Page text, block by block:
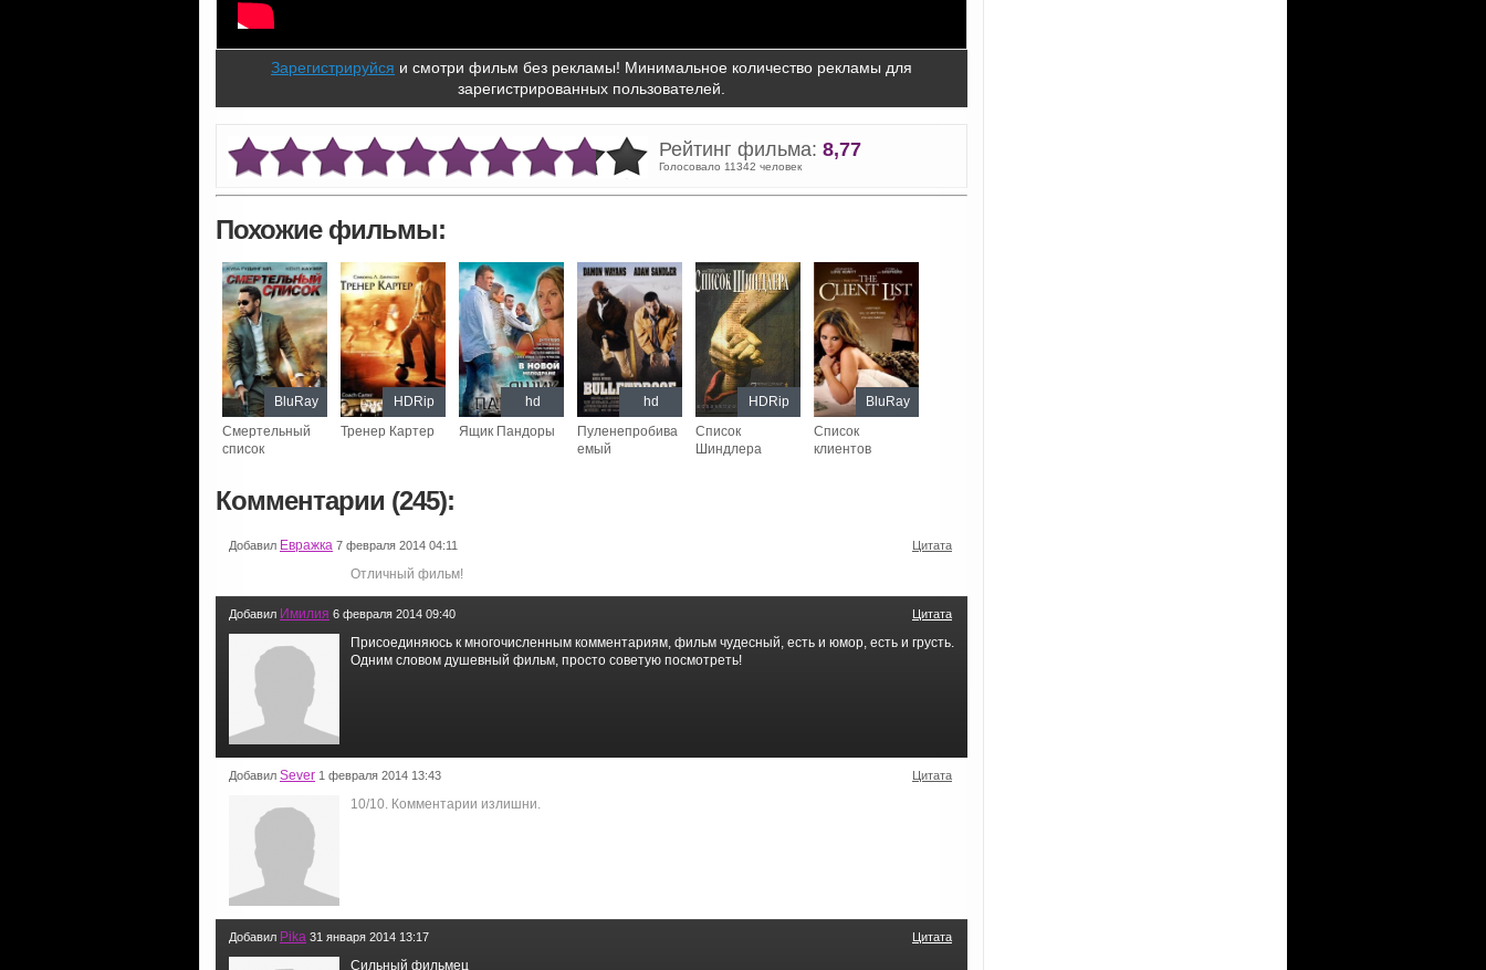
Зарегистрируйся и смотри фильм без рекламы! Минимальное количество рекламы для
зарегистрированных пользователей.
Рейтинг фильма: 8,77
Голосовало 11342 человек
Похожие фильмы:
Смертельный
список
BluRay
Тренер Картер
HDRip
Ящик Пандоры
hd
Пуленепробива
емый
hd
Список
Шиндлера
HDRip
Список
клиентов
BluRay
Комментарии (245):
Добавил Евражка 7 февраля 2014 04:11 Цитата
Отличный фильм!
Добавил Имилия 6 февраля 2014 09:40 Цитата
Присоединяюсь к многочисленным комментариям, фильм чудесный, есть и юмор, есть и грусть.
Одним словом душевный фильм, просто советую посмотреть!
Добавил Sever 1 февраля 2014 13:43 Цитата
10/10. Комментарии излишни.
Добавил Pika 31 января 2014 13:17 Цитата
Сильный фильмец